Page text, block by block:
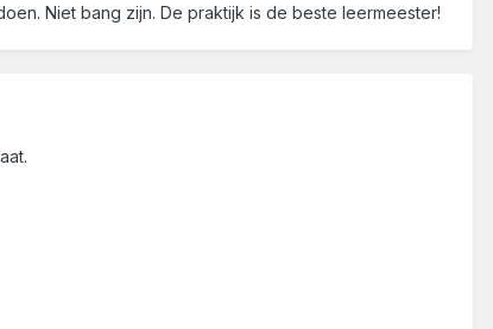
Niet bang zijn. De praktijk is de beste leermeester!